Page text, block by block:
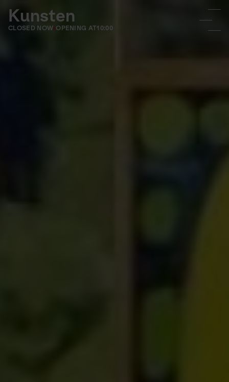
Kunsten
CLOSED NOW OPENING AT10:00